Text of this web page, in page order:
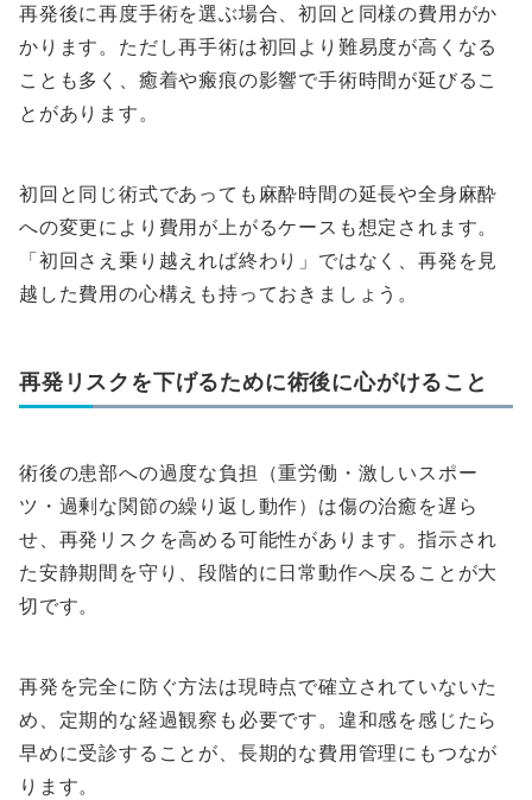
再発後に再度手術を選ぶ場合、初回と同様の費用がか
かります。ただし再手術は初回より難易度が高くなる
ことも多く、癒着や瘢痕の影響で手術時間が延びるこ
とがあります。
初回と同じ術式であっても麻酔時間の延長や全身麻酔
への変更により費用が上がるケースも想定されます。
「初回さえ乗り越えれば終わり」ではなく、再発を見
越した費用の心構えも持っておきましょう。
再発リスクを下げるために術後に心がけること
術後の患部への過度な負担（重労働・激しいスポー
ツ・過剰な関節の繰り返し動作）は傷の治癒を遅ら
せ、再発リスクを高める可能性があります。指示され
た安静期間を守り、段階的に日常動作へ戻ることが大
切です。
再発を完全に防ぐ方法は現時点で確立されていないた
め、定期的な経過観察も必要です。違和感を感じたら
早めに受診することが、長期的な費用管理にもつなが
ります。